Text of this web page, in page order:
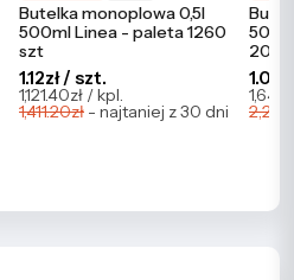
Butelka monoplowa 0,5l
500ml Linea - paleta 1260
szt
1.12zł / szt.
1,121.40zł / kpl.
1,411.20zł - najtaniej z 30 dni